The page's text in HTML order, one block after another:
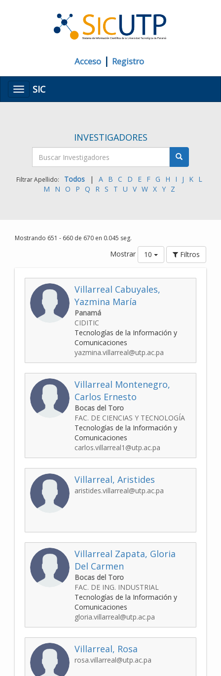
Acceso | Registro
MenúSIC
INVESTIGADORES
Filtrar Apellido: Todos | A B C D E F G H I J K L
M
N O P Q R S T U V W X Y Z
Mostrando 651 - 660 de 670 en 0.045 seg.
Mostrar 10 Filtros
Villarreal Cabuyales,
Yazmina María
Panamá
CIDITIC
Tecnologías de la Información y
Comunicaciones
yazmina.villarreal@utp.ac.pa
Villarreal Montenegro,
Carlos Ernesto
Bocas del Toro
FAC. DE CIENCIAS Y TECNOLOGÍA
Tecnologías de la Información y
Comunicaciones
carlos.villarreal1@utp.ac.pa
Villarreal, Aristides
aristides.villarreal@utp.ac.pa
Villarreal Zapata, Gloria
Del Carmen
Bocas del Toro
FAC. DE ING. INDUSTRIAL
Tecnologías de la Información y
Comunicaciones
gloria.villarreal@utp.ac.pa
Villarreal, Rosa
rosa.villarreal@utp.ac.pa